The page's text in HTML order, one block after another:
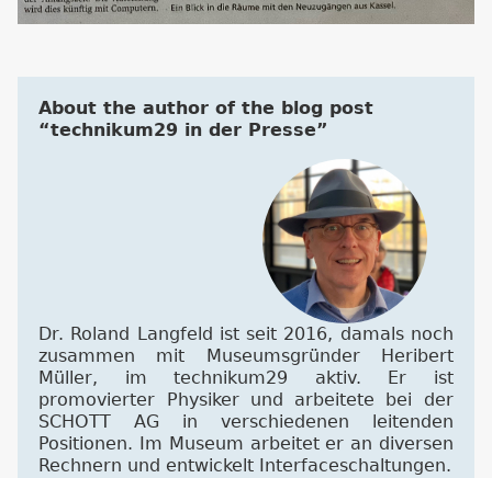
About the author of the blog post
“technikum29 in der Presse”
Dr. Roland Langfeld ist seit 2016, damals noch
zusammen mit Museumsgründer Heribert
Müller, im technikum29 aktiv. Er ist
promovierter Physiker und arbeitete bei der
SCHOTT AG in verschiedenen leitenden
Positionen. Im Museum arbeitet er an diversen
Rechnern und entwickelt Interfaceschaltungen.